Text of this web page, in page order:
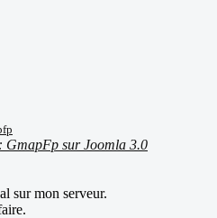
GmapFp sur Joomla 3.0
sur mon serveur.